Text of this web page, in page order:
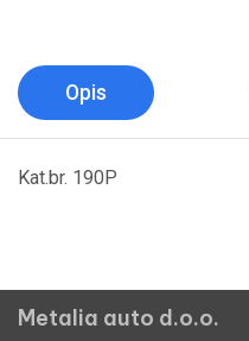
Opis
Kat.br. 190P
Metalia auto d.o.o.